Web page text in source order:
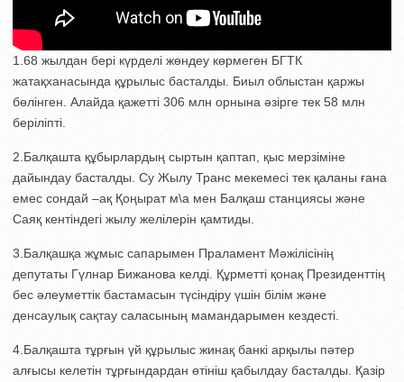
1.68 жылдан бері күрделі жөндеу көрмеген БГТК
жатақханасында құрылыс басталды. Биыл облыстан қаржы
бөлінген. Алайда қажетті 306 млн орнына әзірге тек 58 млн
беріліпті.
2.Балқашта құбырлардың сыртын қаптап, қыс мерзіміне
дайындау басталды. Су Жылу Транс мекемесі тек қаланы ғана
емес сондай –ақ Қоңырат м\а мен Балқаш станциясы және
Саяқ кентіндегі жылу желілерін қамтиды.
3.Балқашқа жұмыс сапарымен Праламент Мәжілісінің
депутаты Гүлнар Бижанова келді. Құрметті қонақ Президенттің
бес әлеуметтік бастамасын түсіндіру үшін білім және
денсаулық сақтау саласының мамандарымен кездесті.
4.Балқашта тұрғын үй құрылыс жинақ банкі арқылы пәтер
алғысы келетін тұрғындардан өтініш қабылдау басталды. Қазір